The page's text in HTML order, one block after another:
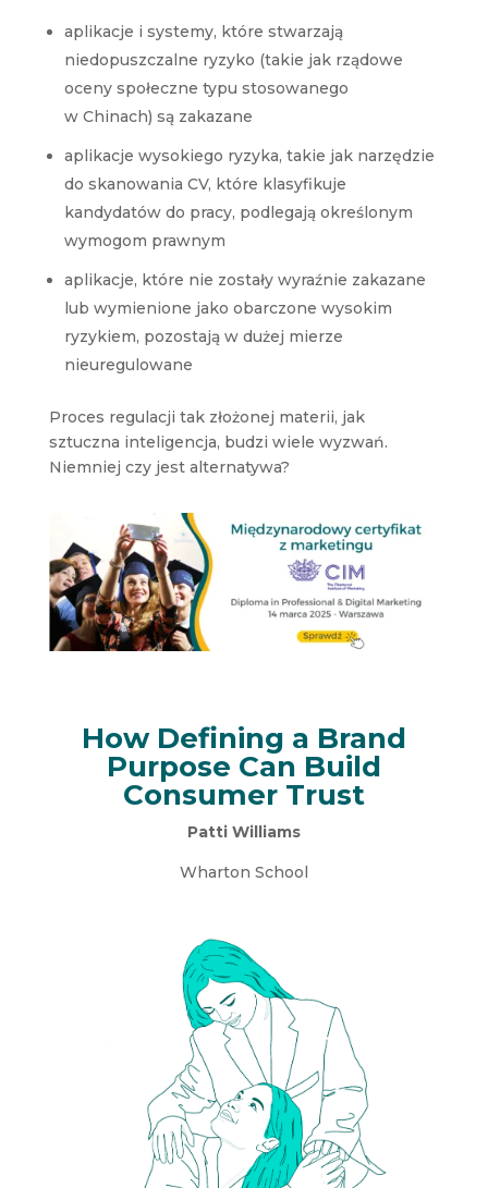
aplikacje i systemy, które stwarzają
niedopuszczalne ryzyko (takie jak rządowe
oceny społeczne typu stosowanego
w Chinach) są zakazane
aplikacje wysokiego ryzyka, takie jak narzędzie
do skanowania CV, które klasyfikuje
kandydatów do pracy, podlegają określonym
wymogom prawnym
aplikacje, które nie zostały wyraźnie zakazane
lub wymienione jako obarczone wysokim
ryzykiem, pozostają w dużej mierze
nieuregulowane
Proces regulacji tak złożonej materii, jak
sztuczna inteligencja, budzi wiele wyzwań.
Niemniej czy jest alternatywa?
How Defining a Brand
Purpose Can Build
Consumer Trust
Patti Williams
Wharton School